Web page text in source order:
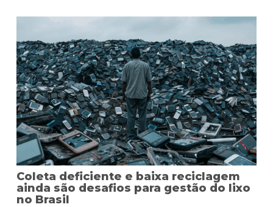
Coleta deficiente e baixa reciclagem
ainda são desafios para gestão do lixo
no Brasil